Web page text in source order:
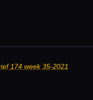
174 week 35-2021